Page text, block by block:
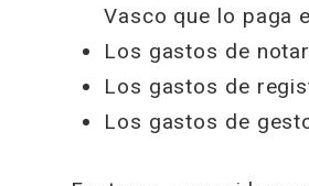
Vasco que lo paga
Los gastos de
Los gastos de
Los gastos de